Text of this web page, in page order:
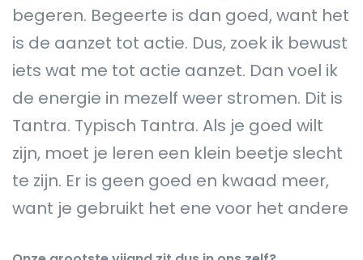
begeren. Begeerte is dan goed, want het
is de aanzet tot actie. Dus, zoek ik bewust
iets wat me tot actie aanzet. Dan voel ik
de energie in mezelf weer stromen. Dit is
Tantra. Typisch Tantra. Als je goed wilt
zijn, moet je leren een klein beetje slecht
te zijn. Er is geen goed en kwaad meer,
want je gebruikt het ene voor het andere